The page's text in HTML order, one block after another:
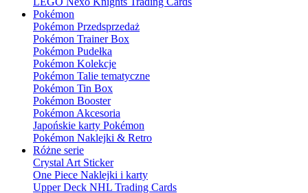
Pokémon
Pokémon Przedsprzedaż
Pokémon Trainer Box
Pokémon Pudełka
Pokémon Kolekcje
Pokémon Talie tematyczne
Pokémon Tin Box
Pokémon Booster
Pokémon Akcesoria
Japońskie karty Pokémon
Pokémon Naklejki & Retro
Różne serie
Crystal Art Sticker
One Piece Naklejki i karty
Upper Deck NHL Trading Cards